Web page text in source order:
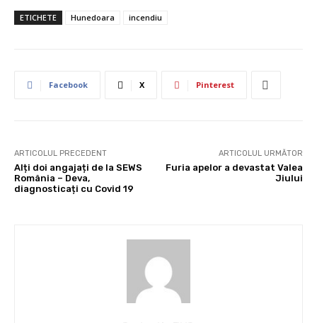
ETICHETE Hunedoara incendiu
Facebook X Pinterest
ARTICOLUL PRECEDENT
Alți doi angajați de la SEWS
România – Deva,
diagnosticați cu Covid 19
ARTICOLUL URMĂTOR
Furia apelor a devastat Valea
Jiului